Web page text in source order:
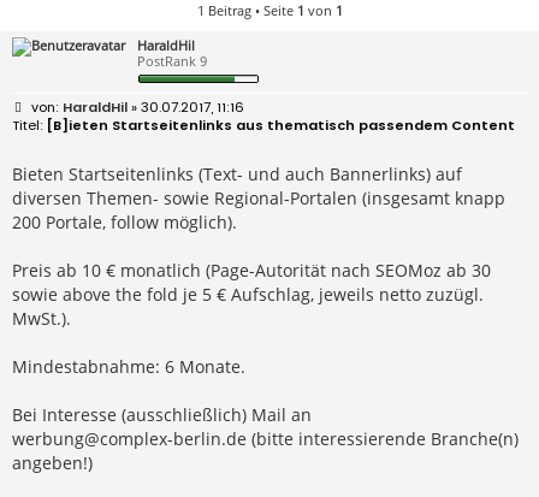
1 Beitrag • Seite 1 von 1
HaraldHil
PostRank 9
B
e
i
r
a
g
HaraldHil» 30.07.2017, 11:16
[B]ieten Startseitenlinks aus thematisch passendem Content
Bieten Startseitenlinks (Text- und auch Bannerlinks) auf
diversen Themen- sowie Regional-Portalen (insgesamt knapp
200 Portale, follow möglich).
Preis ab 10 € monatlich (Page-Autorität nach SEOMoz ab 30
sowie above the fold je 5 € Aufschlag, jeweils netto zuzügl.
MwSt.).
Mindestabnahme: 6 Monate.
Bei Interesse (ausschließlich) Mail an
werbung@complex-berlin.de (bitte interessierende Branche(n)
angeben!)